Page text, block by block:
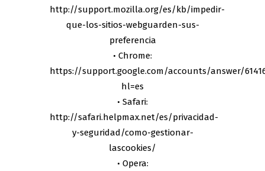
http://support.mozilla.org/es/kb/impedir-
que-los-sitios-webguarden-sus-
preferencia
• Chrome:
https://support.google.com/accounts/answer/
hl=es
• Safari:
http://safari.helpmax.net/es/privacidad-
y-seguridad/como-gestionar-
lascookies/
• Opera: